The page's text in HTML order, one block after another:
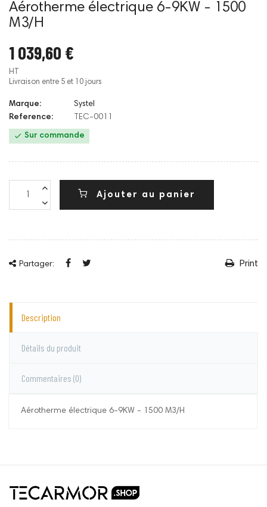
Aérotherme électrique 6-9KW - 1500
M3/H
1 039,60 €
HT
Livraison entre 5 et 10 jours
Marque:
Systel
Reference:
TEC-0011
 Sur commande
Ajouter au panier
Partager: Print
Description
Détails du produit
Commentaires (0)
Aérotherme électrique 6-9KW - 1500 M3/H
commentaire